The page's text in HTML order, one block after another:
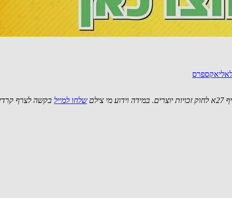
לאליאקספרס
שלחו למייל בקשה לצרף